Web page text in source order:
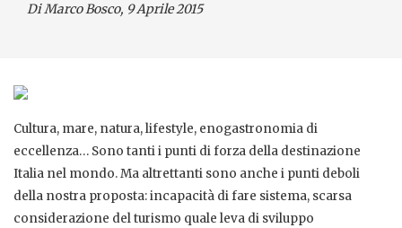
Di Marco Bosco, 9 Aprile 2015
Cultura, mare, natura, lifestyle, enogastronomia di
eccellenza… Sono tanti i punti di forza della destinazione
Italia nel mondo. Ma altrettanti sono anche i punti deboli
della nostra proposta: incapacità di fare sistema, scarsa
considerazione del turismo quale leva di sviluppo